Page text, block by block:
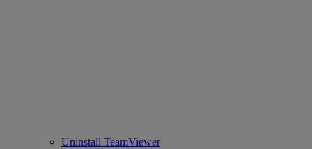
Uninstall TeamViewer